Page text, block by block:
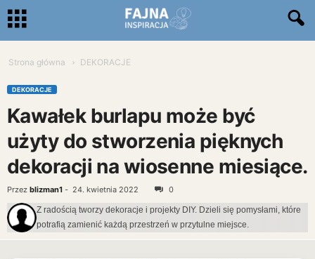
Strona główna DEKORACJE
DEKORACJE
Kawałek burlapu może być
użyty do stworzenia pięknych
dekoracji na wiosenne miesiące.
Przez blizman1 - 24. kwietnia 2022 0
Z radością tworzy dekoracje i projekty DIY. Dzieli się pomysłami, które
potrafią zamienić każdą przestrzeń w przytulne miejsce.